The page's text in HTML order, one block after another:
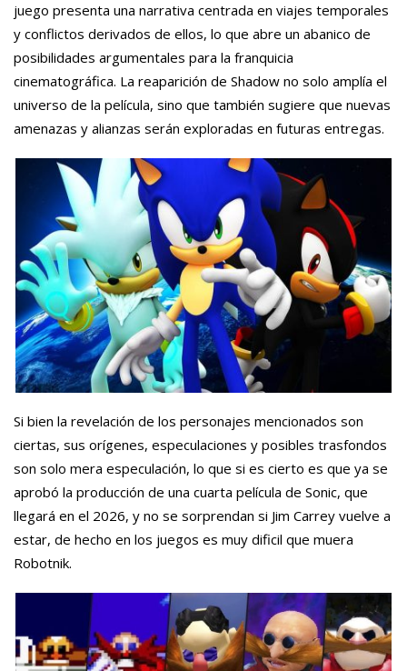
juego presenta una narrativa centrada en viajes temporales
y conflictos derivados de ellos, lo que abre un abanico de
posibilidades argumentales para la franquicia
cinematográfica. La reaparición de Shadow no solo amplía el
universo de la película, sino que también sugiere que nuevas
amenazas y alianzas serán exploradas en futuras entregas.
Si bien la revelación de los personajes mencionados son
ciertas, sus orígenes, especulaciones y posibles trasfondos
son solo mera especulación, lo que si es cierto es que ya se
aprobó la producción de una cuarta película de Sonic, que
llegará en el 2026, y no se sorprendan si Jim Carrey vuelve a
estar, de hecho en los juegos es muy dificil que muera
Robotnik.